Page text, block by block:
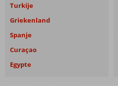
Turkije
Griekenland
Spanje
Curaçao
Egypte